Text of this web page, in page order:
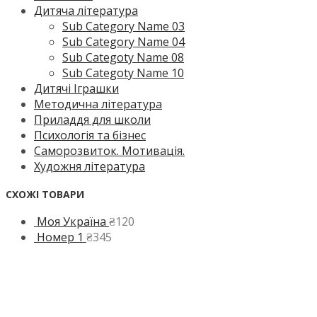
Дитяча література
Sub Category Name 03
Sub Category Name 04
Sub Categoty Name 08
Sub Categoty Name 10
Дитячі Іграшки
Методична література
Приладдя для школи
Психологія та бізнес
Саморозвиток. Мотивація.
Художня література
СХОЖІ ТОВАРИ
Моя Україна ₴120
Номер 1 ₴345